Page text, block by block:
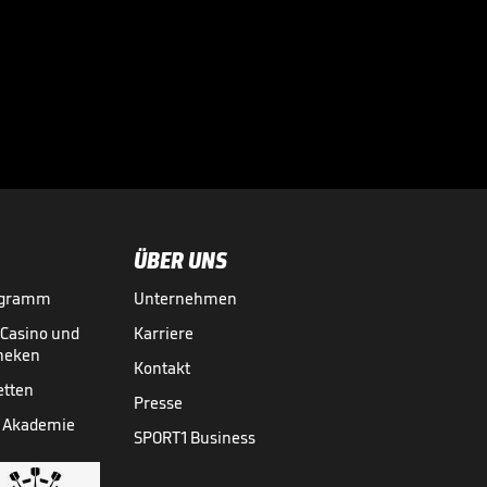
und
Akademie
ÜBER UNS
Unternehmen
Karriere
Kontakt
Presse
SPORT1 Business